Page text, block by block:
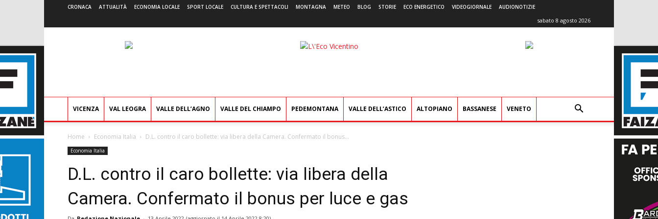
CRONACA ATTUALITÀ ECONOMIA LOCALE SPORT LOCALE CULTURA E SPETTACOLI MONTAGNA METEO BLOG STORIE ECO ENERGETICO VIDEOGIORNALE AUDIONOTIZIE
sabato 8 agosto 2026
L'Eco
VICENZA VAL LEOGRA VALLE DELL’AGNO VALLE DEL CHIAMPO PEDEMONTANA VALLE DELL’ASTICO ALTOPIANO BASSANESE VENETO
Home Economia Italia D.L. contro il caro bollette: via libera della Camera. Confermato il bonus...
Economia Italia
D.L. contro il caro bollette: via libera della
Camera. Confermato il bonus per luce e gas